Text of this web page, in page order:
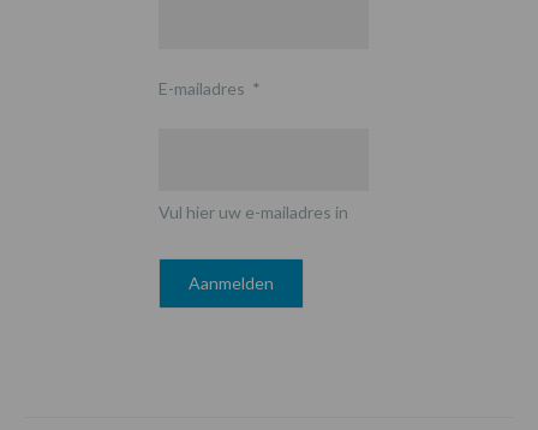
E-mailadres *
Vul hier uw e-mailadres in